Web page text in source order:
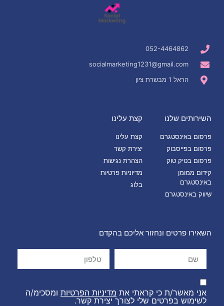
052-4464862
socialmarketing1231@gmail.com
הראל 1 מבשרת ציון
השירותים שלנו
פרסום באינסטגרם
פרסום בפייסבוק
פרסום בטיק טוק
קידום ממומן
באינסטגרם
שיווק באינסטגרם
קצת עלינו
קצת עלינו
יצירת קשר
הצהרת נגישות
מדיוניות פרטיות
בלוג
השאירו פרטים ונחזור אליכם בהקדם
אני מאשר/ת כי קראתי את מדיניות הפרטיות ומסכימ/ה
לשימוש בפרטים שלי לצורך יצירת קשר.